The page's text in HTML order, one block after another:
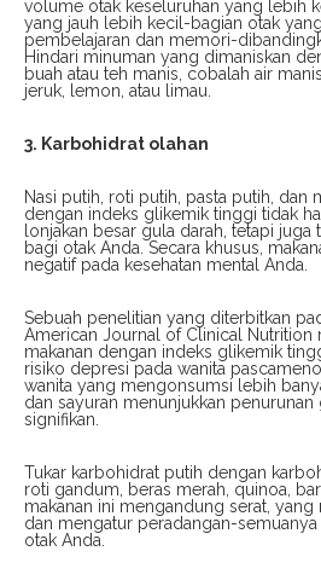
volume otak keseluruhan yang lebih
yang jauh lebih kecil-bagian otak
pembelajaran dan memori-
Hindari minuman yang dimaniskan
buah atau teh manis, cobalah air
jeruk, lemon, atau limau.
3. Karbohidrat olahan
Nasi putih, roti putih, pasta putih, dan
dengan indeks glikemik tinggi tidak
lonjakan besar gula darah, tetapi
bagi otak Anda. Secara khusus,
negatif pada kesehatan mental Anda.
Sebuah penelitian yang diterbitkan
American Journal of Clinical Nutrition
makanan dengan indeks glikemik
risiko depresi pada wanita
wanita yang mengonsumsi lebih
dan sayuran menunjukkan
signifikan.
Tukar karbohidrat putih dengan
roti gandum, beras merah, quinoa,
makanan ini mengandung serat,
dan mengatur peradangan-semuanya
otak Anda.